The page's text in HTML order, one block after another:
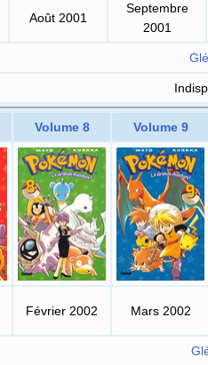
Août 2001
Septembre
2001
Volume 8 Volume 9
Février 2002 Mars 2002